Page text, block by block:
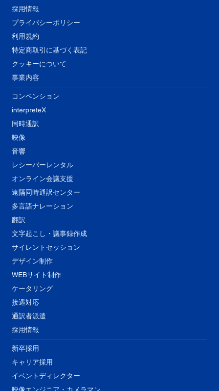
​採用情報
プライバシーポリシー
利用規約
特定商取引に基づく表記
クッキーについて
事業内容
コンベンション
interpreteX
同時通訳
映像
音響
​レシーバーレンタル
オンライン会議支援
遠隔同時通訳センター
多言語ナレーション
翻訳
文字起こし・議事録作成
サイレントセッション
デザイン制作
WEBサイト制作
ケータリング
接遇対応
​通訳者派遣
採用情報
新卒採用
キャリア採用
イベントディレクター